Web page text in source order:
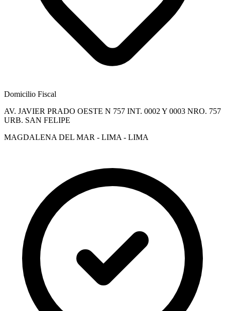
Domicilio Fiscal
AV. JAVIER PRADO OESTE N 757 INT. 0002 Y 0003 NRO. 757
URB. SAN FELIPE
MAGDALENA DEL MAR - LIMA - LIMA